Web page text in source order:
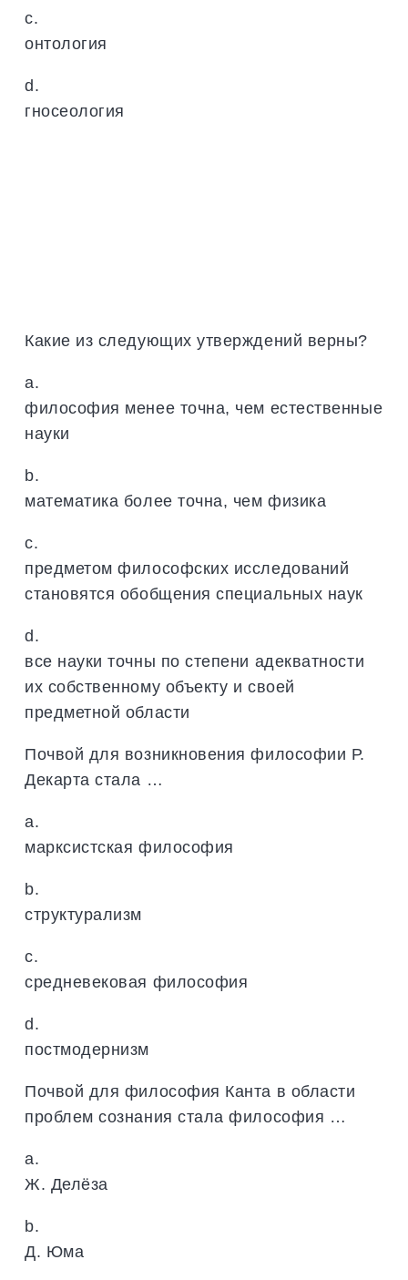
c.
онтология
d.
гносеология
Какие из следующих утверждений верны?
a.
философия менее точна, чем естественные
науки
b.
математика более точна, чем физика
c.
предметом философских исследований
становятся обобщения специальных наук
d.
все науки точны по степени адекватности
их собственному объекту и своей
предметной области
Почвой для возникновения философии Р.
Декарта стала …
a.
марксистская философия
b.
структурализм
c.
средневековая философия
d.
постмодернизм
Почвой для философия Канта в области
проблем сознания стала философия …
a.
Ж. Делёза
b.
Д. Юма